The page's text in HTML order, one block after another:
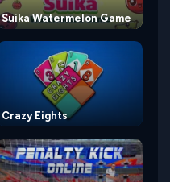
Suika Watermelon Game
Crazy Eights